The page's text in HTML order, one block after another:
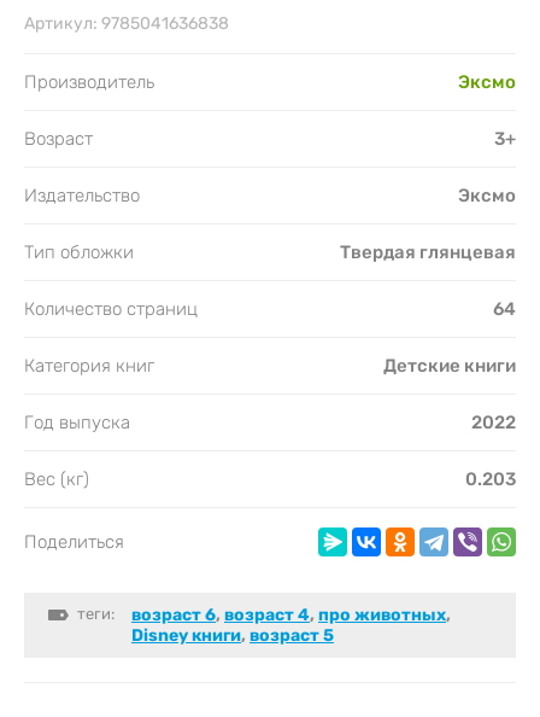
Артикул: 9785041636838
Производитель Эксмо
Возраст 3+
Издательство Эксмо
Тип обложки Твердая глянцевая
Количество страниц 64
Категория книг Детские книги
Год выпуска 2022
Вес (кг) 0.203
Поделиться
теги: возраст 6, возраст 4, про животных,
Disney книги, возраст 5